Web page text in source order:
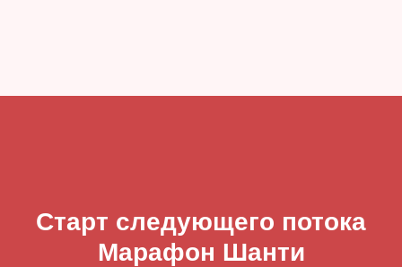
Старт следующего потока
Марафон Шанти